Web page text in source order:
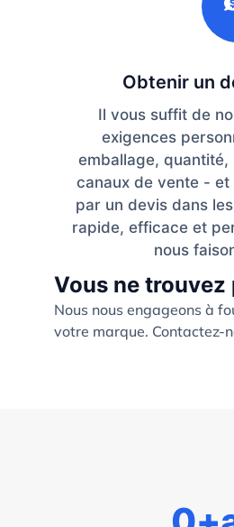
Obtenir un
Il vous suffit de
exigences
emballage,
canaux de vente -
par un devis dans
rapide, efficace et
nous
Vous ne
Nous nous engageons à
votre marque. Contactez-